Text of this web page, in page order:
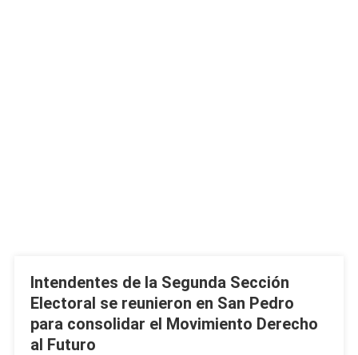
Intendentes de la Segunda Sección
Electoral se reunieron en San Pedro
para consolidar el Movimiento Derecho
al Futuro